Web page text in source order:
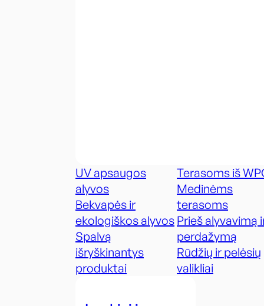
UV apsaugos
alyvos
Bekvapės ir
ekologiškos alyvos
Spalvą
išryškinantys
produktai
Terasoms iš
Medinėms
terasoms
Prieš alyvavimą
perdažymą
Rūdžių ir pelėsių
valikliai